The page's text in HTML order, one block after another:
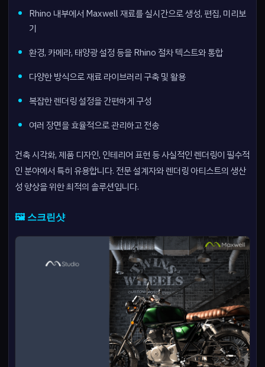
Rhino 내부에서 Maxwell 재료를 실시간으로 생성, 편집, 미리보
기
환경, 카메라, 태양광 설정 등을 Rhino 절차 텍스트와 통합
다양한 방식으로 재료 라이브러리 구축 및 활용
복잡한 렌더링 설정을 간편하게 구성
여러 장면을 효율적으로 관리하고 전송
건축 시각화, 제품 디자인, 인테리어 표현 등 사실적인 렌더링이 필수적
인 분야에서 특히 유용합니다. 전문 설계자와 렌더링 아티스트의 생산
성 향상을 위한 최적의 솔루션입니다.
🖼️ 스크린샷